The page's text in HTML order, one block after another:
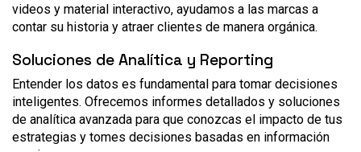
videos y material interactivo, ayudamos a las marcas a
contar su historia y atraer clientes de manera orgánica.
Soluciones de Analítica y Reporting
Entender los datos es fundamental para tomar decisiones
inteligentes. Ofrecemos informes detallados y soluciones
de analítica avanzada para que conozcas el impacto de tus
estrategias y tomes decisiones basadas en información